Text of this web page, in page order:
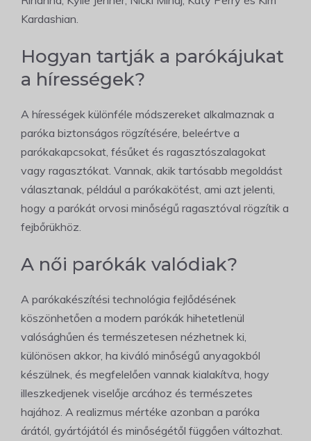
Kardashian.
Hogyan tartják a parókájukat
a hírességek?
A hírességek különféle módszereket alkalmaznak a
paróka biztonságos rögzítésére, beleértve a
parókakapcsokat, fésűket és ragasztószalagokat
vagy ragasztókat. Vannak, akik tartósabb megoldást
választanak, például a parókakötést, ami azt jelenti,
hogy a parókát orvosi minőségű ragasztóval rögzítik a
fejbőrükhöz.
A női parókák valódiak?
A parókakészítési technológia fejlődésének
köszönhetően a modern parókák hihetetlenül
valósághűen és természetesen nézhetnek ki,
különösen akkor, ha kiváló minőségű anyagokból
készülnek, és megfelelően vannak kialakítva, hogy
illeszkedjenek viselője arcához és természetes
hajához. A realizmus mértéke azonban a paróka
árától, gyártójától és minőségétől függően változhat.